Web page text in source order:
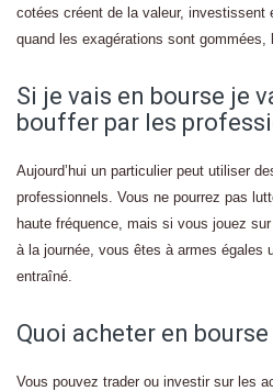
cotées créent de la valeur, investissent
quand les exagérations sont gommées,
Si je vais en bourse je
bouffer par les
Aujourd’hui un particulier peut utiliser
professionnels. Vous ne pourrez pas
haute fréquence, mais si vous jouez
à la journée, vous êtes à armes égales
entraîné.
Quoi acheter en bourse
Vous pouvez trader ou investir sur les